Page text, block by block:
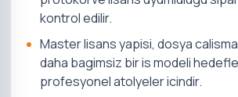
kontrol edilir.
Master lisans yapisi, dosya
daha bagimsiz bir is modeli
profesyonel atolyeler icindir.